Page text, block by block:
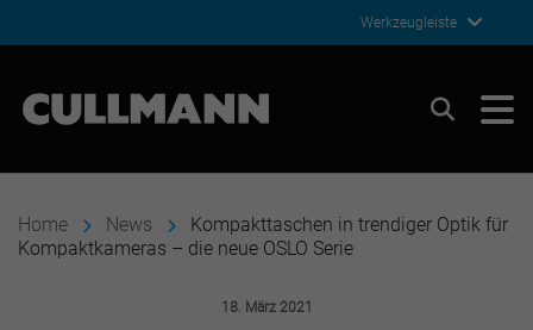
Werkzeugleiste
Cullmann Germany
Suchen
Home News
Kompakttaschen in trendiger Optik für
Kompaktkameras – die neue OSLO Serie
Veröffentlicht am:
18. März 2021